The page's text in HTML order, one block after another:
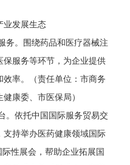
业发展生态
务。围绕药品和医疗器械注
服务等环节，为企业提供
效率。
（责任单位：市商务
康委、市医保局）
。依托中国国际服务贸易交
支持举办医药健康领域国际
性展会，帮助企业拓展国